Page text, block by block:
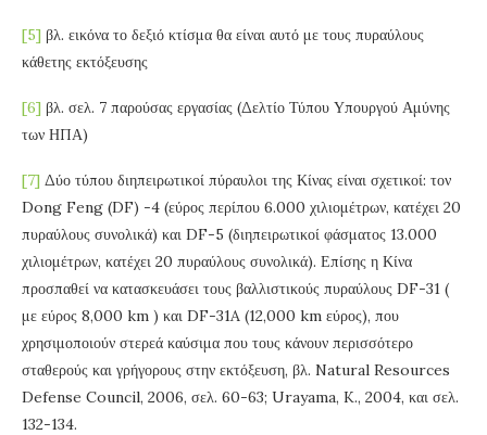
[5] βλ. εικόνα το δεξιό κτίσμα θα είναι αυτό με τους πυραύλους
κάθετης εκτόξευσης
[6] βλ. σελ. 7 παρούσας εργασίας (Δελτίο Τύπου Υπουργού Αμύνης
των ΗΠΑ)
[7] Δύο τύπου διηπειρωτικοί πύραυλοι της Κίνας είναι σχετικοί: τον
Dong Feng (DF) -4 (εύρος περίπου 6.000 χιλιομέτρων, κατέχει 20
πυραύλους συνολικά) και DF-5 (διηπειρωτικοί φάσματος 13.000
χιλιομέτρων, κατέχει 20 πυραύλους συνολικά). Επίσης η Κίνα
προσπαθεί να κατασκευάσει τους βαλλιστικούς πυραύλους DF-31 (
με εύρος 8,000 km ) και DF-31A (12,000 km εύρος), που
χρησιμοποιούν στερεά καύσιμα που τους κάνουν περισσότερο
σταθερούς και γρήγορους στην εκτόξευση, βλ. Natural Resources
Defense Council, 2006, σελ. 60-63; Urayama, K., 2004, και σελ.
132-134.